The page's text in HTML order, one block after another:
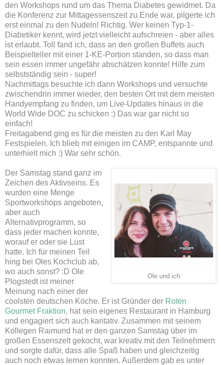
den Workshops rund um das Thema Diabetes gewidmet. Da
die Konferenz zur Mittagessenszeit zu Ende war, pilgerte ich
erst einmal zu den Nudeln! Richtig. Wer keinen Typ-1-
Diabetiker kennt, wird jetzt vielleicht aufschreien - aber alles
ist erlaubt. Toll fand ich, dass an den großen Buffets auch
Beispielteller mit einer 1-KE-Portion standen, so dass man
sein essen immer ungefähr abschätzen konnte! Hilfe zum
selbstständig sein - super!
Nachmittags besuchte ich dann Workshops und versuchte
zwischendrin immer wieder, den besten Ort mit dem meisten
Handyempfang zu finden, um Live-Updates hinaus in die
World Wide DOC zu schicken :) Das war gar nicht so
einfach!
Freitagabend ging es für die meisten zu den Karl May
Festspielen. Ich blieb mit einigen im CAMP, entspannte und
unterhielt mich :) War sehr schön.
Ole und ich
Der Samstag stand ganz im
Zeichen des Aktivseins. Es
wurden eine Menge
Sportworkshops angeboten,
aber auch
Alternativprogramm, so
dass jeder machen konnte,
worauf er oder sie Lust
hatte. Ich für meinen Teil
hing bei Oles Kochclub ab,
wo auch sonst? :D Ole
Plogstedt ist meiner
Meinung nach einer der
coolsten deutschen Köche. Er ist Gründer der Roten
Gourmet Fraktion, hat sein eigenes Restaurant in Hamburg
und engagiert sich auch karitativ. Zusammen mit seinem
Kollegen Raimund hat er den ganzen Samstag über im
großen Essenszelt gekocht, war kreativ mit den Teilnehmern
und sorgte dafür, dass alle Spaß haben und gleichzeitig
auch noch etwas lernen konnten. Außerdem gab es unter